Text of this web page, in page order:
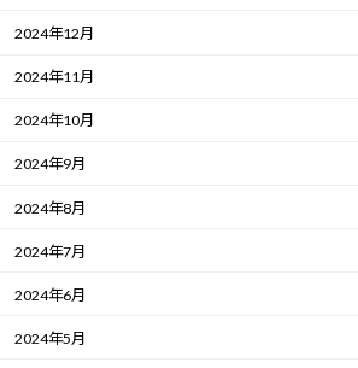
2024年12月
2024年11月
2024年10月
2024年9月
2024年8月
2024年7月
2024年6月
2024年5月